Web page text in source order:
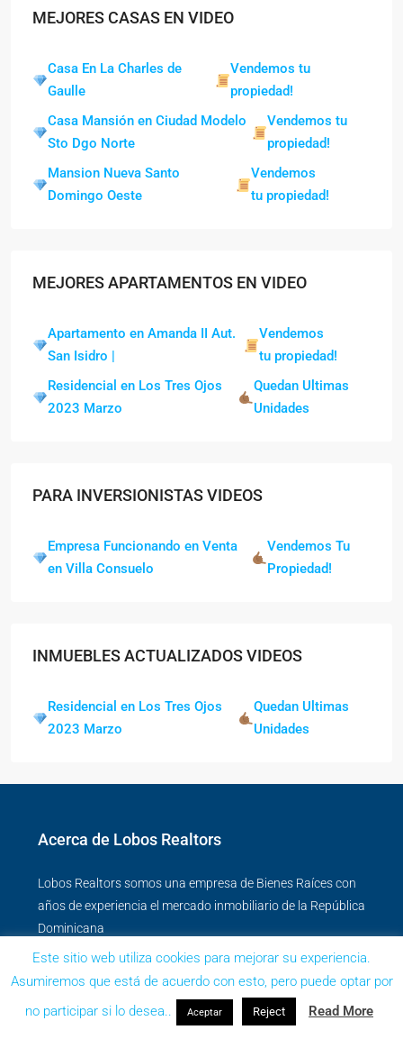
MEJORES CASAS EN VIDEO
Casa En La Charles de
Gaulle
Vendemos tu
propiedad!
Casa Mansión en Ciudad Modelo
Sto Dgo Norte
Vendemos tu
propiedad!
Mansion Nueva Santo
Domingo Oeste
Vendemos
tu propiedad!
MEJORES APARTAMENTOS EN VIDEO
Apartamento en Amanda II Aut.
San Isidro |
Vendemos
tu propiedad!
Residencial en Los Tres Ojos
2023 Marzo
Quedan Ultimas
Unidades
PARA INVERSIONISTAS VIDEOS
Empresa Funcionando en Venta
en Villa Consuelo
Vendemos Tu
Propiedad!
INMUEBLES ACTUALIZADOS VIDEOS
Residencial en Los Tres Ojos
2023 Marzo
Quedan Ultimas
Unidades
Acerca de Lobos Realtors
Lobos Realtors somos una empresa de Bienes Raíces con
años de experiencia el mercado inmobiliario de la República
Dominicana
Este sitio web utiliza cookies para mejorar su experiencia.
Asumiremos que está de acuerdo con esto, pero puede optar por
no participar si lo desea..
Aceptar Reject Read More